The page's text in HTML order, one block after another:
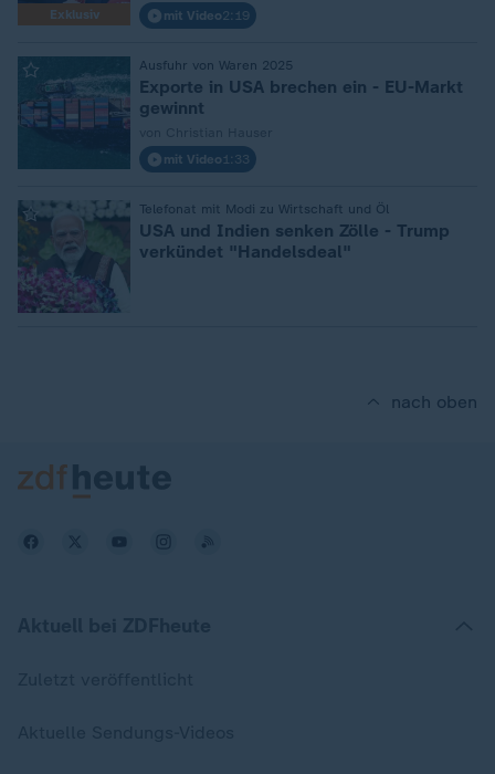
Exklusiv
mit Video2:19
Ausfuhr von Waren 2025
Exporte in USA brechen ein - EU-Markt
gewinnt
mit Video 1:33
Telefonat mit Modi zu Wirtschaft und Öl
:
USA und Indien senken Zölle - Trump
verkündet "Handelsdeal"
nach oben